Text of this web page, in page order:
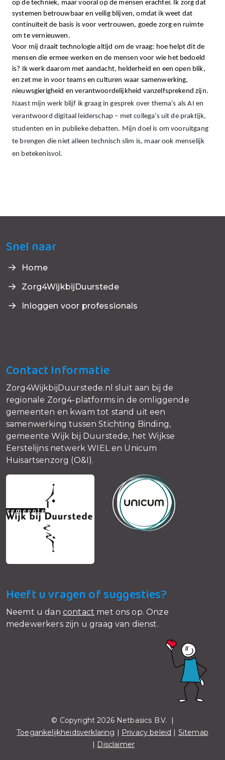
op de techniek, maar vooral op de mensen erachter. Ik zorg dat
systemen betrouwbaar en veilig blijven, omdat ik weet dat
continuïteit de basis is voor vertrouwen, goede zorg en ruimte
om te vernieuwen.
Voor mij draait technologie altijd om de vraag: hoe helpt dit de
mensen die ermee werken en de mensen voor wie het bedoeld
is? Ik werk daarom met aandacht, helderheid en een open blik,
en zet me in voor teams en culturen waar samenwerking,
nieuwsgierigheid en verantwoordelijkheid vanzelfsprekend zijn.
Naast mijn werk blijf ik graag in gesprek over thema’s als AI en
verantwoord digitaal leiderschap – met collega’s uit de praktijk,
studenten en in publieke debatten. Mijn doel is om vooruitgang
te brengen die niet alleen technisch slim is, maar ook menselijk
en betekenisvol.
Snel naar
Home
Zorg4WijkbijDuurstede
Inloggen voor professionals
Contact Informatie
Zorg4WijkbijDuurstede.nl sluit aan bij de
regionale Zorg4-platforms in de omliggende
gemeenten en kwam tot stand uit een
samenwerking tussen Stichting Binding,
gemeente Wijk bij Duurstede, het Wijkse
Eerstelijns netwerk WIEL en Unicum
Huisartsenzorg (O&I).
Heeft u vragen of suggesties?
Neemt u dan contact met ons op. Onze
medewerkers zijn u graag van dienst.
© Copyright 2026 Netbasics B.V. |
Toegankelijkheidsverklaring | Privacy beleid | Sitemap
| Disclaimer